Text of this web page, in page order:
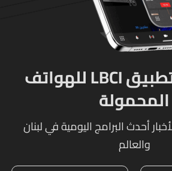
حمل الآن تطبيق LBCI للهواتف
المحمولة
أحدث البرامج اليومية في لبنان
والعالم